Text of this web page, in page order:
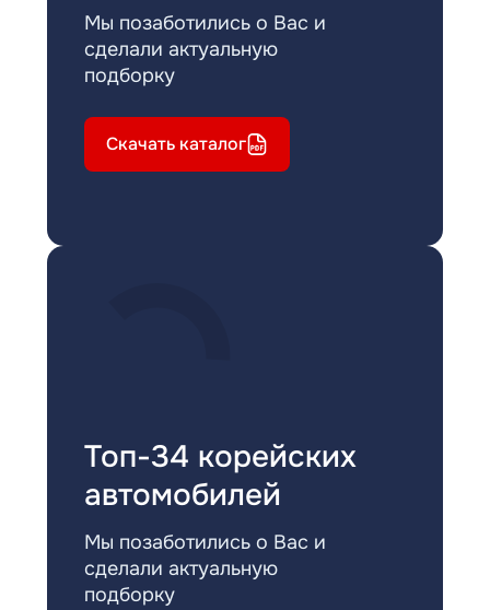
Мы позаботились о Вас и
сделали актуальную
подборку
Скачать каталог
Топ-34 корейских
автомобилей
Мы позаботились о Вас и
сделали актуальную
подборку